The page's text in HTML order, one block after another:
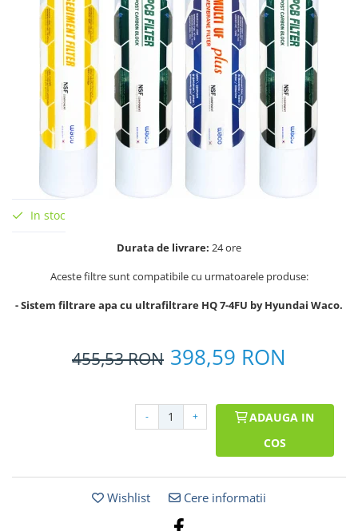
In stoc
Durata de livrare: 24 ore
Aceste filtre sunt compatibile cu urmatoarele produse:
- Sistem filtrare apa cu ultrafiltrare HQ 7-4FU by Hyundai Waco.
455,53RON 398,59 RON
- +
ADAUGA IN
COS
Wishlist Cere informatii